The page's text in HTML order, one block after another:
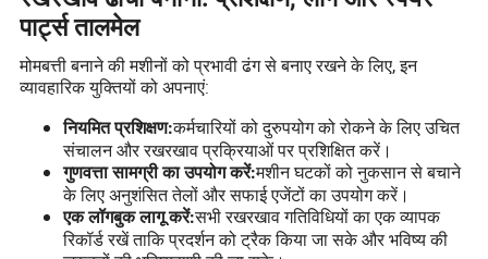
पार्ट्स तालमेल
मोमबत्ती बनाने की मशीनों को प्रभावी ढंग से बनाए रखने के लिए, इन
व्यावहारिक युक्तियों को अपनाएं:
नियमित प्रशिक्षण:कर्मचारियों को दुरुपयोग को रोकने के लिए उचित
संचालन और रखरखाव प्रक्रियाओं पर प्रशिक्षित करें।
गुणवत्ता सामग्री का उपयोग करें:मशीन घटकों को नुकसान से बचाने
के लिए अनुशंसित तेलों और सफाई एजेंटों का उपयोग करें।
एक लॉगबुक लागू करें:सभी रखरखाव गतिविधियों का एक व्यापक
रिकॉर्ड रखें ताकि प्रदर्शन को ट्रैक किया जा सके और भविष्य की